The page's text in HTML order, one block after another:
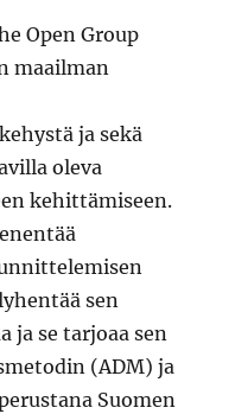
Open Group
maailman
ja sekä
oleva
kehittämiseen.
sen
ja se tarjoaa sen
(ADM) ja
Suomen